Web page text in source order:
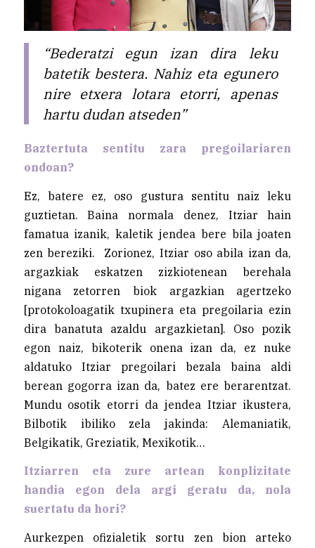
“Bederatzi egun izan dira leku
batetik bestera. Nahiz eta egunero
nire etxera lotara etorri, apenas
hartu dudan atseden”
Baztertuta sentitu zara pregoilariaren
ondoan?
Ez, batere ez, oso gustura sentitu naiz leku
guztietan. Baina normala denez, Itziar hain
famatua izanik, kaletik jendea bere bila joaten
zen bereziki. Zorionez, Itziar oso abila izan da,
argazkiak eskatzen zizkiotenean berehala
nigana zetorren biok argazkian agertzeko
[protokoloagatik txupinera eta pregoilaria ezin
dira banatuta azaldu argazkietan]. Oso pozik
egon naiz, bikoterik onena izan da, ez nuke
aldatuko Itziar pregoilari bezala baina aldi
berean gogorra izan da, batez ere berarentzat.
Mundu osotik etorri da jendea Itziar ikustera,
Bilbotik ibiliko zela jakinda: Alemaniatik,
Belgikatik, Greziatik, Mexikotik…
Itziarren eta zure artean konplizitate
handia egon dela argi geratu da, nola
suertatu da hori?
Aurkezpen ofizialetik sortu zen bion arteko